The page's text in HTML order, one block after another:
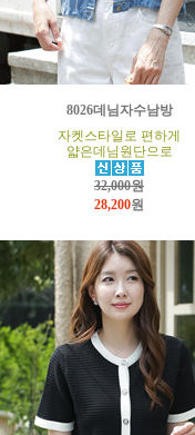
8026데님자수남방
자켓스타일로 편하게
얇은데님원단으로
32,000원
28,200원